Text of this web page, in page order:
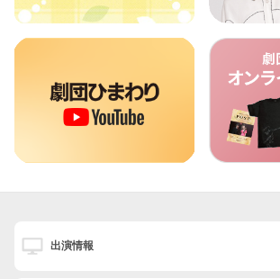
出演情報